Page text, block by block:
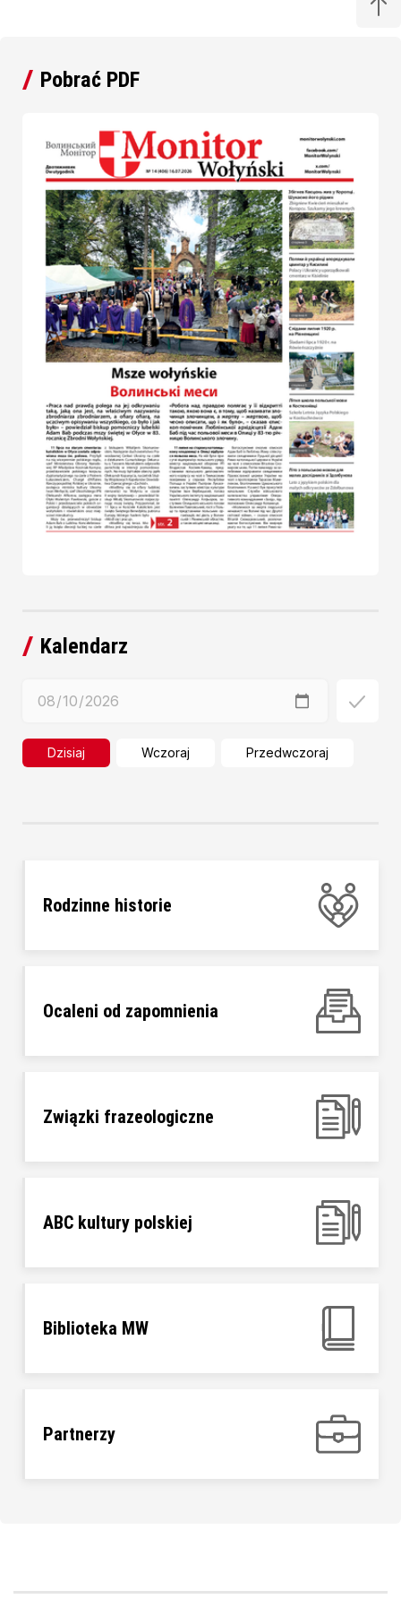
Pobrać PDF
Kalendarz
Dzisiaj Wczoraj Przedwczoraj
Rodzinne historie
Ocaleni od zapomnienia
Związki frazeologiczne
ABC kultury polskiej
Biblioteka MW
Partnerzy